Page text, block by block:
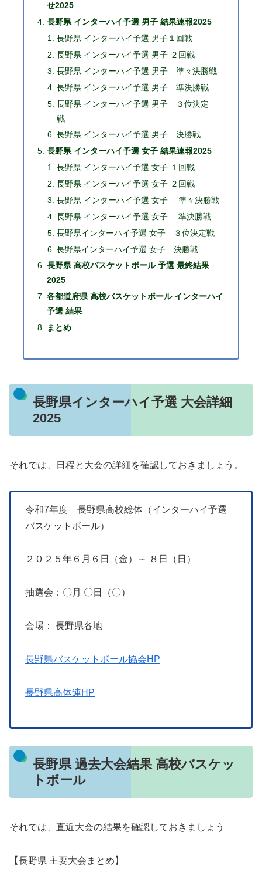
せ2025
長野県 インターハイ予選 男子 結果速報2025
長野県 インターハイ予選 男子１回戦
長野県 インターハイ予選 男子 ２回戦
長野県 インターハイ予選 男子 準々決勝戦
長野県 インターハイ予選 男子 準決勝戦
長野県 インターハイ予選 男子 ３位決定
戦
長野県 インターハイ予選 男子 決勝戦
長野県 インターハイ予選 女子 結果速報2025
長野県 インターハイ予選 女子 １回戦
長野県 インターハイ予選 女子 ２回戦
長野県 インターハイ予選 女子 準々決勝戦
長野県 インターハイ予選 女子 準決勝戦
長野県インターハイ予選 女子 ３位決定戦
長野県インターハイ予選 女子 決勝戦
長野県 高校バスケットボール 予選 最終結果
2025
各都道府県 高校バスケットボール インターハイ
予選 結果
まとめ
長野県インターハイ予選 大会詳細
2025
それでは、日程と大会の詳細を確認しておきましょう。
令和7年度 長野県高校総体（インターハイ予選
バスケットボール）
２０２５年６月６日（金）～ ８日（日）
抽選会：〇月 〇日（〇）
会場： 長野県各地
長野県バスケットボール協会HP
長野県高体連HP
長野県 過去大会結果 高校バスケッ
トボール
それでは、直近大会の結果を確認しておきましょう
【長野県 主要大会まとめ】